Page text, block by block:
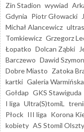
Zin Stadion wywiad
Gdynia Piotr Głowacki
Michał Alancewicz ultras
Tomkiewicz Grzegorz
Łopatko Dolcan Ząbki
Barczewo Dawid
Dobre Miasto Zatoka
kartki Galeria Warmińska
Gołdap GKS Stawiguda
I liga Ultra(S)tomiL
Płock III liga Korona
kobiety AS Stomil